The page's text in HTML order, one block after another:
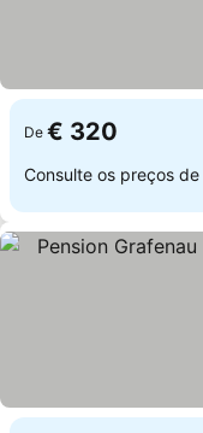
De € 320
Consulte os preços de